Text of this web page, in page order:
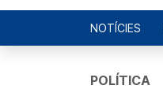
NOTÍCIES
POLÍTICA